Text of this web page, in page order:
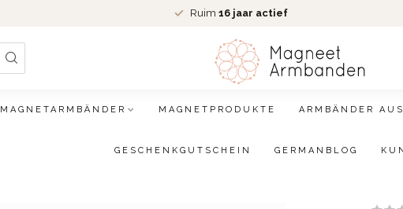
Ruim 16 jaar actief
MAGNETARMBÄNDER MAGNETPRODUKTE ARMBÄNDER
GESCHENKGUTSCHEIN GERMANBLOG